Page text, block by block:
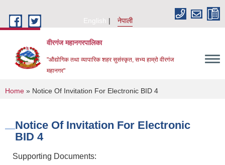
English
नेपाली
वीरगंज महानगरपालिका
"औद्योगिक तथा व्यापारिक शहर सुसंस्कृत, सभ्य हाम्रो वीरगंज
महानगर"
You are here
Home » Notice Of Invitation For Electronic BID 4
Notice Of Invitation For Electronic
BID 4
Supporting Documents: